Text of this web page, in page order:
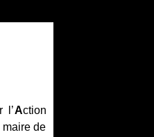
l’Action
de